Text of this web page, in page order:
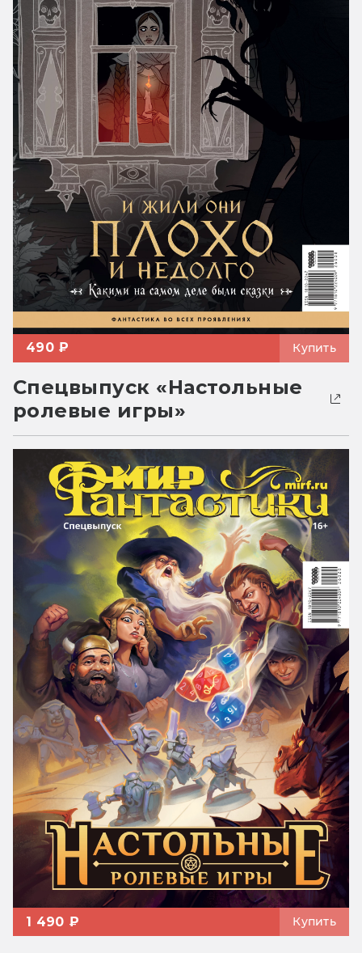
490 ₽ Купить
Спецвыпуск «Настольные
ролевые игры»
1 490 ₽ Купить